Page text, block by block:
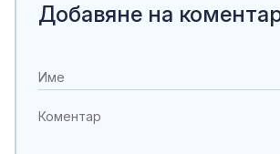
Добавяне на